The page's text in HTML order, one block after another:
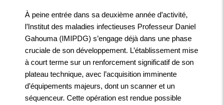
À peine entrée dans sa deuxième année d’activité,
l’Institut des maladies infectieuses Professeur Daniel
Gahouma (IMIPDG) s’engage déjà dans une phase
cruciale de son développement. L’établissement mise
à court terme sur un renforcement significatif de son
plateau technique, avec l’acquisition imminente
d’équipements majeurs, dont un scanner et un
séquenceur. Cette opération est rendue possible